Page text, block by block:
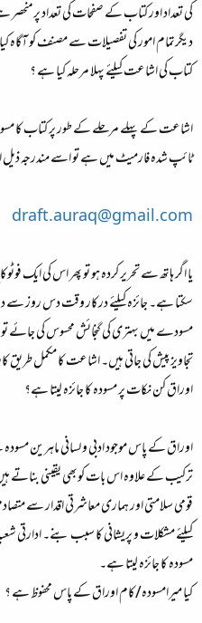
کی تعداد اور کتاب کے صفحات کی تعداد
دیگرتمام امور کی تفصیلات سے مصنف کو آگاہ
کتاب کی اشاعت کیلئے پہلا مرحلہ کیا ہے ؟
اشاعت کے پہلے مرحلے کے طور پر کتاب کا مسودہ
ٹائپ شدہ فارمیٹ میں ہے تو اسے مندرجہ ذیل
draft.auraq@gmail.com
یا اگر ہاتھ سے تحریر کردہ ہو تو پھر اس کی ایک
سکتا ہے۔ جائزہ کیلئے درکار وقت دس روز سے
مسودے میں بہتری کی گنجائش محسوس کی جائے
تجاویز پیش کی جاتی ہیں۔ اشاعت کا مکمل طریق
اوراق کن نکات پر مسودہ کا جائزہ لیتا ہے؟
اوراق کے پاس موجود ادبی و لسانی ماہرین
ترکیب کے علاوہ اس بات کوبھی یقینی بناتے
قومی سلامتی اور ہماری معاشرتی اقدار سے
کیلئے مشکلات و پریشانی کا سبب بنے۔ ادارتی
مسودہ کا جائزہ لیتا ہے۔
کیا میرامسودہ/کام اوراق کے پاس محفوظ ہے ؟